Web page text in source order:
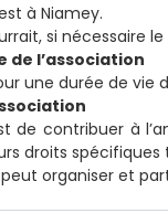
à Niamey.
si
de l’association
une durée de
de contribuer à
droits
organiser et